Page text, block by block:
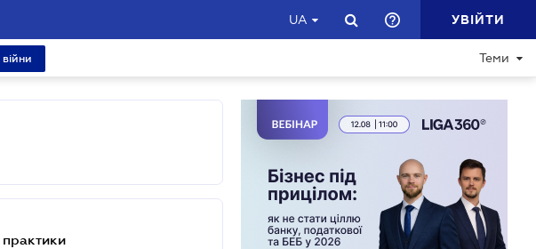
UA УВІЙТИ
війни Теми
практики